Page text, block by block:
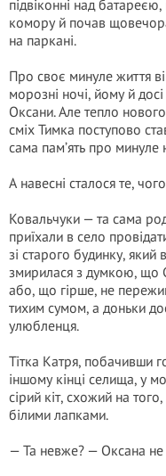
підвіконні над
комору й почав
на паркані.
Про своє минуле життя
морозні ночі, йому й
Оксани. Але тепло
сміх Тимка поступово
сама пам’ять про минуле
А навесні сталося те,
Ковальчуки — та сама
приїхали в село
зі старого будинку,
змирилася з думкою, що
або, що гірше, не
тихим сумом, а доньки
улюбленця.
Тітка Катря, побачивши
іншому кінці селища, у
сірий кіт, схожий на
білими лапками.
— Та невже? — Оксана не